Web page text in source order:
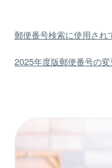
郵便番号検索に使用され
2025年度版郵便番号の